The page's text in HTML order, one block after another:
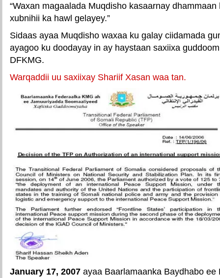
“Waxan magaalada Muqdisho kasaarnay
xubnihii ka hawl gelayey.”
Sidaas ayaa Muqdisho waxaa ku galay ciidamada
ayagoo ku doodayay in ay haystaan saxiixa
DFKMG.
Warqaddii uu saxiixay Shariif Xasan waa tan.
January 17, 2007 ayaa Baarlamaanka Baydhabo ee